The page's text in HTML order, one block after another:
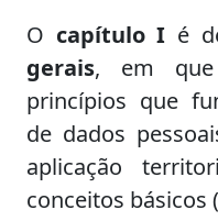
O capítulo I é
gerais, em que
princípios que
de dados
aplicação
conceitos básicos